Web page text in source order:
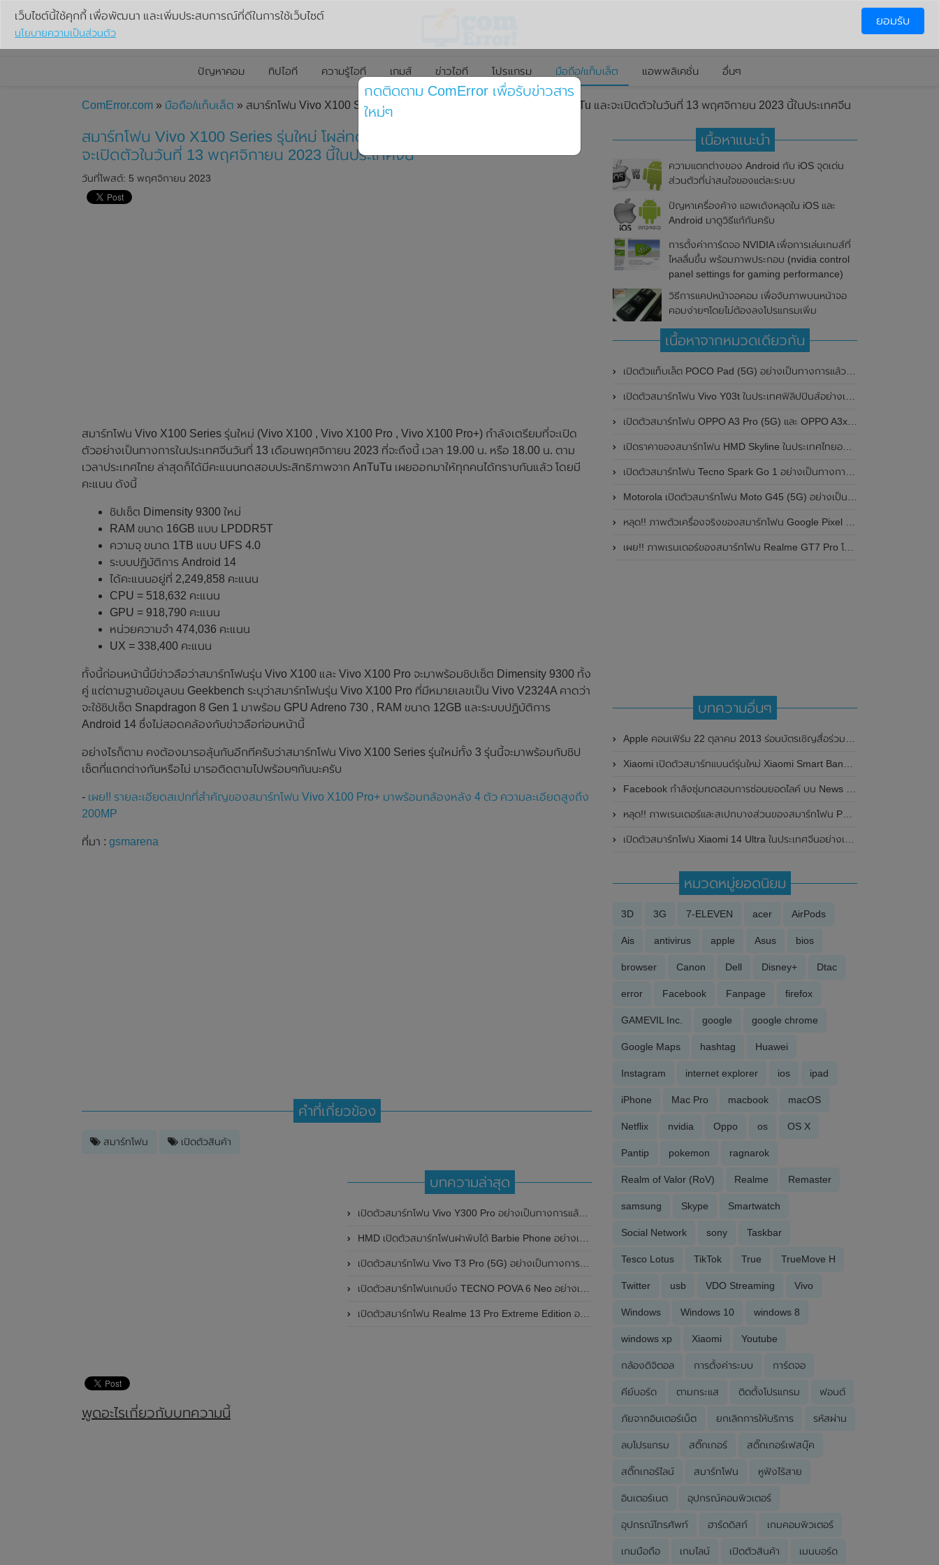
ปัญหาคอม ทิปไอที ความรู้ไอที เกมส์ ข่าวไอที โปรแกรม มือถือ/แท็บเล็ต แอพพลิเคชั่น อื่นๆ
ComError.com » มือถือ/แท็บเล็ต » สมาร์ทโฟน Vivo X100 Series รุ่นใหม่ โผล่ทดสอบประสิทธิภาพจาก AnTuTu และจะเปิดตัวในวันที่ 13 พฤศจิกายน 2023 นี้ในประเทศจีน
สมาร์ทโฟน Vivo X100 Series รุ่นใหม่ โผล่ทดสอบประสิทธิภาพจาก AnTuTu และ
จะเปิดตัวในวันที่ 13 พฤศจิกายน 2023 นี้ในประเทศจีน
วันที่โพสต์: 5 พฤศจิกายน 2023
สมาร์ทโฟน Vivo X100 Series รุ่นใหม่ (Vivo X100 , Vivo X100 Pro , Vivo X100 Pro+) กำลังเตรียมที่จะเปิด
ตัวอย่างเป็นทางการในประเทศจีนวันที่ 13 เดือนพฤศจิกายน 2023 ที่จะถึงนี้ เวลา 19.00 น. หรือ 18.00 น. ตาม
เวลาประเทศไทย ล่าสุดก็ได้มีคะแนนทดสอบประสิทธิภาพจาก AnTuTu เผยออกมาให้ทุกคนได้ทราบกันแล้ว โดยมี
คะแนน ดังนี้
ชิปเซ็ต Dimensity 9300 ใหม่
RAM ขนาด 16GB แบบ LPDDR5T
ความจุ ขนาด 1TB แบบ UFS 4.0
ระบบปฏิบัติการ Android 14
ได้คะแนนอยู่ที่ 2,249,858 คะแนน
CPU = 518,632 คะแนน
GPU = 918,790 คะแนน
หน่วยความจำ 474,036 คะแนน
UX = 338,400 คะแนน
ทั้งนี้ก่อนหน้านี้มีข่าวลือว่าสมาร์ทโฟนรุ่น Vivo X100 และ Vivo X100 Pro จะมาพร้อมชิปเซ็ต Dimensity 9300 ทั้ง
คู่ แต่ตามฐานข้อมูลบน Geekbench ระบุว่าสมาร์ทโฟนรุ่น Vivo X100 Pro ที่มีหมายเลขเป็น Vivo V2324A คาดว่า
จะใช้ชิปเซ็ต Snapdragon 8 Gen 1 มาพร้อม GPU Adreno 730 , RAM ขนาด 12GB และระบบปฏิบัติการ
Android 14 ซึ่งไม่สอดคล้องกับข่าวลือก่อนหน้านี้
อย่างไรก็ตาม คงต้องมารอลุ้นกันอีกทีครับว่าสมาร์ทโฟน Vivo X100 Series รุ่นใหม่ทั้ง 3 รุ่นนี้จะมาพร้อมกับชิป
เซ็ตที่แตกต่างกันหรือไม่ มารอติดตามไปพร้อมๆกันนะครับ
- เผย!! รายละเอียดสเปกที่สำคัญของสมาร์ทโฟน Vivo X100 Pro+ มาพร้อมกล้องหลัง 4 ตัว ความละเอียดสูงถึง
200MP
ที่มา : gsmarena
คำที่เกี่ยวข้อง
สมาร์ทโฟน เปิดตัวสินค้า
บทความล่าสุด
เปิดตัวสมาร์ทโฟน Vivo Y300 Pro อย่างเป็นทางการแล้วในประเทศจีน มาพร้อมดีไซน์พรีเมี่ยม ทนทาน และแบตเตอรี่สุดอึดขนาดใหญ่ 6,500mAh พร้อมรองรับการชาร์จไว 80W
HMD เปิดตัวสมาร์ทโฟนฝาพับได้ Barbie Phone อย่างเป็นทางการแล้ว มาพร้อมธีมสีชมพูสดใส
เปิดตัวสมาร์ทโฟน Vivo T3 Pro (5G) อย่างเป็นทางการแล้วในประเทศอินเดีย
เปิดตัวสมาร์ทโฟนเกมมิ่ง TECNO POVA 6 Neo อย่างเป็นทางการแล้วในประเทศไทย ในราคา 8,499 บาท
เปิดตัวสมาร์ทโฟน Realme 13 Pro Extreme Edition อย่างเป็นทางการแล้วในประเทศจีน
พูดอะไรเกี่ยวกับบทความนี้
เนื้อหาแนะนำ
ความแตกต่างของ Android กับ iOS จุดเด่น
ส่วนตัวที่น่าสนใจของแต่ละระบบ
ปัญหาเครื่องค้าง แอพเด้งหลุดใน iOS และ
Android มาดูวิธีแก้กันครับ
การตั้งค่าการ์ดจอ NVIDIA เพื่อการเล่นเกมส์ที่
ไหลลื่นขึ้น พร้อมภาพประกอบ (nvidia control
panel settings for gaming performance)
วิธีการแคปหน้าจอคอม เพื่อจับภาพบนหน้าจอ
คอมง่ายๆโดยไม่ต้องลงโปรแกรมเพิ่ม
เนื้อหาจากหมวดเดียวกัน
เปิดตัวแท็บเล็ต POCO Pad (5G) อย่างเป็นทางการแล้วในประเทศอินเดีย มาพร้อมชิปเซ็ต Snapdragon 7s Gen 2 ของ Qualcomm และรองรับเครือข่าย 5G
เปิดตัวสมาร์ทโฟน Vivo Y03t ในประเทศฟิลิปปินส์อย่างเป็นทางการแล้ว มาพร้อมชิปเซ็ต Unisoc T612 , กล้องหลัง ความละเอียด 13MP , แบตเตอรี่ 5,000mAh และหน้าจอแสดงผล LCD / 90Hz
เปิดตัวสมาร์ทโฟน OPPO A3 Pro (5G) และ OPPO A3x ในประเทศไทยอย่างเป็นทางการแล้ว ในราคาเริ่มต้นเพียง 3,999 บาท
เปิดราคาของสมาร์ทโฟน HMD Skyline ในประเทศไทยอย่างเป็นทางการแล้ว ราคา 14,990 บาท
เปิดตัวสมาร์ทโฟน Tecno Spark Go 1 อย่างเป็นทางการแล้ว มาพร้อมหน้าจอแสดงผล LCD / 120Hz , แบตเตอรี่ 5,000mAh และใช้ชิปเซ็ต Unisoc
Motorola เปิดตัวสมาร์ทโฟน Moto G45 (5G) อย่างเป็นทางการแล้วในอินเดีย
หลุด!! ภาพตัวเครื่องจริงของสมาร์ทโฟน Google Pixel 9a โชว์ดีไซน์ใหม่ กล้องหลังแบนราบ ไม่มีกรอบของกล้องแล้ว
เผย!! ภาพเรนเดอร์ของสมาร์ทโฟน Realme GT7 Pro โชว์ให้เห็นดีไซน์ใหม่ พร้อมเผยรายละเอียดสเปกที่สำคัญบางส่วน
บทความอื่นๆ
Apple คอนเฟิร์ม 22 ตุลาคม 2013 ร่อนบัตรเชิญสื่อร่วมงานเปิดตัว iPad 5 , iPad Mini 2
Xiaomi เปิดตัวสมาร์ทแบนด์รุ่นใหม่ Xiaomi Smart Band 7 เวอร์ชั่นวางขายทั่วโลกอย่างเป็นทางการแล้ว มาพร้อมฟีเจอร์เด็ดๆเพียบ
Facebook กำลังซุ่มทดสอบการซ่อนยอดไลค์ บน News feed
หลุด!! ภาพเรนเดอร์และสเปกบางส่วนของสมาร์ทโฟน POCO M3 พร้อมคลิปยืนยันวันเปิดตัว 24 พฤศจิกายน 2020 นี้
เปิดตัวสมาร์ทโฟน Xiaomi 14 Ultra ในประเทศจีนอย่างเป็นทางการแล้ว มาพร้อมดีไซน์ตัวเครื่อง Titanium Special Edition , กล้องหลังเลนส์ LEICA Summilux Optical และชิปเซ็ต Snapdragon 8 Gen 3
หมวดหมู่ยอดนิยม
3D 3G 7-ELEVEN acer AirPods
Ais antivirus apple Asus bios
browser Canon Dell Disney+ Dtac
error Facebook Fanpage firefox
GAMEVIL Inc. google google chrome
Google Maps hashtag Huawei
Instagram internet explorer ios ipad
iPhone Mac Pro macbook macOS
Netflix nvidia Oppo os OS X
Pantip pokemon ragnarok
Realm of Valor (RoV) Realme Remaster
samsung Skype Smartwatch
Social Network sony Taskbar
Tesco Lotus TikTok True TrueMove H
Twitter usb VDO Streaming Vivo
Windows Windows 10 windows 8
windows xp Xiaomi Youtube
กล้องดิจิตอล การตั้งค่าระบบ การ์ดจอ
คีย์บอร์ด ตามกระแส ติดตั้งโปรแกรม ฟอนต์
ภัยจากอินเตอร์เน็ต ยกเลิกการให้บริการ รหัสผ่าน
ลบโปรแกรม สติ๊กเกอร์ สติ๊กเกอร์เฟสบุ๊ค
สติ๊กเกอร์ไลน์ สมาร์ทโฟน หูฟังไร้สาย
อินเตอร์เนต อุปกรณ์คอมพิวเตอร์
อุปกรณ์โทรศัพท์ ฮาร์ดดิสก์ เกมคอมพิวเตอร์
เกมมือถือ เกมไลน์ เปิดตัวสินค้า เมนบอร์ด
เว็บไซต์นี้ใช้คุกกี้ เพื่อพัฒนา และเพิ่มประสบการณ์ที่ดีในการใช้เว็บไซต์
นโยบายความเป็นส่วนตัว
ยอมรับ
กดติดตาม ComError เพื่อรับข่าวสาร
ใหม่ๆ